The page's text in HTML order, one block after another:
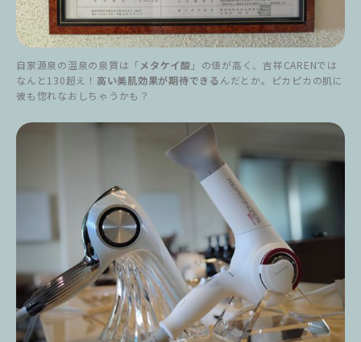
自家源泉の温泉の泉質は「メタケイ酸 」の値が高く、吉祥CARENでは
なんと130超え！ 高い美肌効果が期待できるんだとか。ピカピカの肌に
彼も惚れなおしちゃうかも？